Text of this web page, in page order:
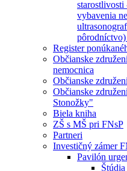
vybavenia
Register
Občianske
nemocnica
Občianske
Občianske
Stonožky"
Biela kniha
ZŠ s MŠ pri FNsP
Partneri
Investičný zámer
Pavilón